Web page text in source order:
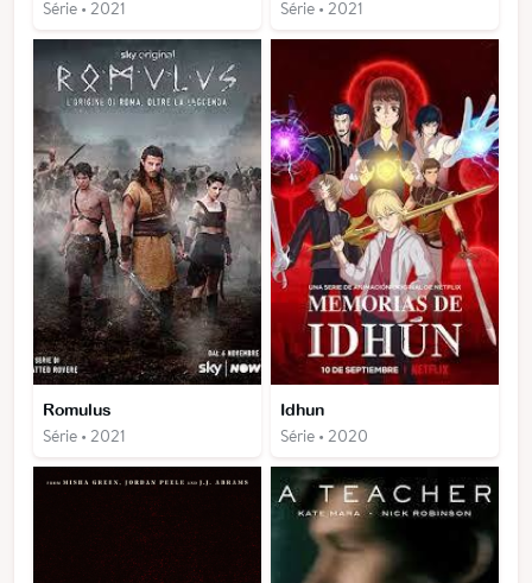
Série • 2021 Série • 2021
Romulus
Série • 2021
Idhun
Série • 2020